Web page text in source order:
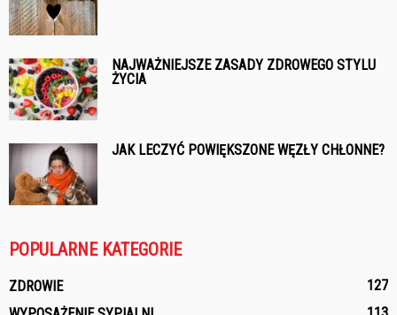
NAJWAŻNIEJSZE ZASADY ZDROWEGO STYLU
ŻYCIA
JAK LECZYĆ POWIĘKSZONE WĘZŁY CHŁONNE?
POPULARNE KATEGORIE
ZDROWIE
127